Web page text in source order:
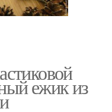
ежик из